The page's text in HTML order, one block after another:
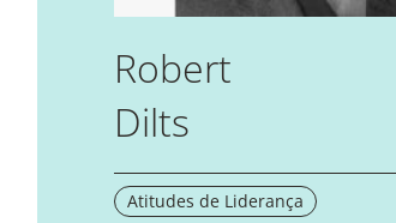
Robert
Dilts
Atitudes de Liderança